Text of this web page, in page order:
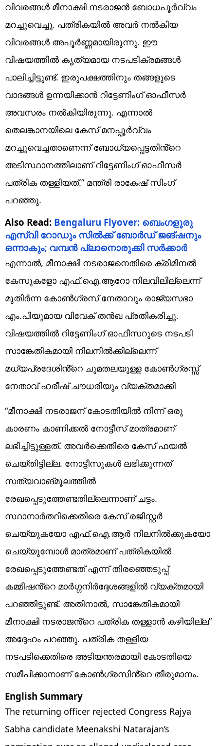
വിവരങ്ങൾ മീനാക്ഷി നടരാജൻ ബോധപൂർവ്വം
മറച്ചുവെച്ചു. പത്രികയിൽ അവർ നൽകിയ
വിവരങ്ങൾ അപൂർണ്ണമായിരുന്നു. ഈ
വിഷയത്തിൽ കൃത്യമായ നടപടിക്രമങ്ങൾ
പാലിച്ചിട്ടുണ്ട്. ഇരുപക്ഷത്തിനും തങ്ങളുടെ
വാദങ്ങൾ ഉന്നയിക്കാൻ റിട്ടേണിംഗ് ഓഫീസർ
അവസരം നൽകിയിരുന്നു. എന്നാൽ
തെലങ്കാനയിലെ കേസ് മനപ്പൂർവ്വം
മറച്ചുവെച്ചതാണെന്ന് ബോധ്യപ്പെട്ടതിൻ്റെ
അടിസ്ഥാനത്തിലാണ് റിട്ടേണിംഗ് ഓഫീസർ
പത്രിക തള്ളിയത്.” മന്ത്രി രാകേഷ് സിംഗ്
പറഞ്ഞു.
Also Read: Bengaluru Flyover: ബെംഗളൂരു
എസ്‌വി റോഡും സില്‍ക്ക് ബോര്‍ഡ് ജങ്ഷനും
ഒന്നാകും; വമ്പന്‍ പ്ലാനൊരുക്കി സര്‍ക്കാര്‍
എന്നാൽ, മീനാക്ഷി നടരാജനെതിരെ ക്രിമിനൽ
കേസുകളോ എഫ്.ഐ.ആറോ നിലവിലില്ലെന്ന്
മുതിർന്ന കോൺഗ്രസ് നേതാവും രാജ്യസഭാ
എം.പിയുമായ വിവേക് തൻഖ പ്രതികരിച്ചു.
വിഷയത്തിൽ റിട്ടേണിംഗ് ഓഫീസറുടെ നടപടി
സാങ്കേതികമായി നിലനിൽക്കില്ലെന്ന്
മധ്യപ്രദേശിൻ്റെ ചുമതലയുള്ള കോൺഗ്രസ്സ്
നേതാവ് ഹരീഷ് ചൗധരിയും വ്യക്തമാക്കി
“മീനാക്ഷി നടരാജന് കോടതിയിൽ നിന്ന് ഒരു
കാരണം കാണിക്കൽ നോട്ടീസ് മാത്രമാണ്
ലഭിച്ചിട്ടുള്ളത്. അവർക്കെതിരെ കേസ് ഫയൽ
ചെയ്തിട്ടില്ല. നോട്ടീസുകൾ ലഭിക്കുന്നത്
സത്യവാങ്മൂലത്തിൽ
രേഖപ്പെടുത്തേണ്ടതില്ലെന്നാണ് ചട്ടം.
സ്ഥാനാർത്ഥിക്കെതിരെ കേസ് രജിസ്റ്റർ
ചെയ്യുകയോ എഫ്.ഐ.ആർ നിലനിൽക്കുകയോ
ചെയ്യുമ്പോൾ മാത്രമാണ് പത്രികയിൽ
രേഖപ്പെടുത്തേണ്ടത് എന്ന് തിരഞ്ഞെടുപ്പ്
കമ്മീഷൻ്റെ മാർഗ്ഗനിർദ്ദേശങ്ങളിൽ വ്യക്തമായി
പറഞ്ഞിട്ടുണ്ട്. അതിനാൽ, സാങ്കേതികമായി
മീനാക്ഷി നടരാജൻ്റെ പത്രിക തള്ളാൻ കഴിയില്ല”
അദ്ദേഹം പറഞ്ഞു. പത്രിക തള്ളിയ
നടപടിക്കെതിരെ അടിയന്തരമായി കോടതിയെ
സമീപിക്കാനാണ് കോൺഗ്രസിൻ്റെ തീരുമാനം.
English Summary
The returning officer rejected Congress Rajya
Sabha candidate Meenakshi Natarajan’s